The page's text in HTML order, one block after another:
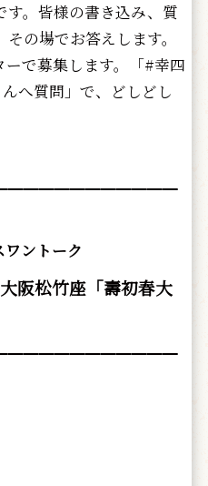
す。皆様の書き込み、質
の場でお答えします。
で募集します。「#幸四
へ質問」で、どしどし
ントーク
阪松竹座「壽初春大